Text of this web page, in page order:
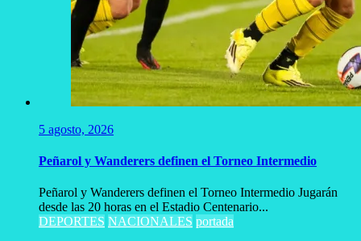
5 agosto, 2026
Peñarol y Wanderers definen el Torneo Intermedio
Peñarol y Wanderers definen el Torneo Intermedio Jugarán
desde las 20 horas en el Estadio Centenario...
DEPORTES NACIONALES portada